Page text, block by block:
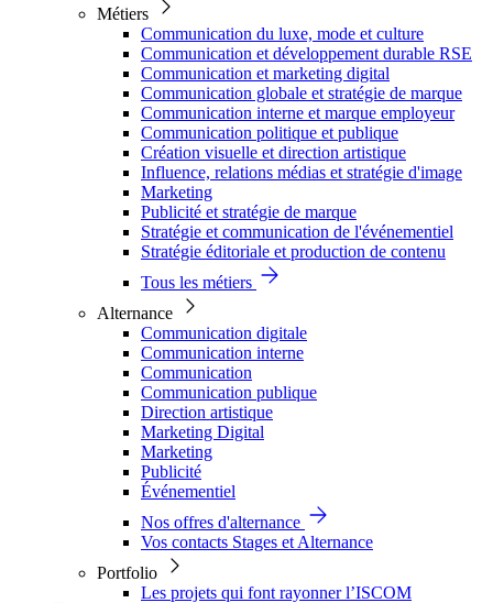
Métiers
Communication du luxe, mode et culture
Communication et développement durable RSE
Communication et marketing digital
Communication globale et stratégie de marque
Communication interne et marque employeur
Communication politique et publique
Création visuelle et direction artistique
Influence, relations médias et stratégie d'image
Marketing
Publicité et stratégie de marque
Stratégie et communication de l'événementiel
Stratégie éditoriale et production de contenu
Tous les métiers
Alternance
Communication digitale
Communication interne
Communication
Communication publique
Direction artistique
Marketing Digital
Marketing
Publicité
Événementiel
Nos offres d'alternance
Vos contacts Stages et Alternance
Portfolio
Les projets qui font rayonner l’ISCOM